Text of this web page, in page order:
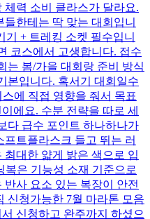
력 소비 클라스가 달라요.
한테는 딱 맞는 대회입니
기 + 트레킹 소켓 필수입니
코스에서 고생합니다. 접수
는 봄/가을 대회랑 준비 방식
본입니다. 혹서기 대회일수
에 직접 영향을 줘서 목표
에요. 수분 전략을 따로 세
다 급수 포인트 하나하나가
트플라스크 들고 뛰는 러
대한 얇게 밝은 색으로 입
복은 기능성 소재 기준으로
사 요소 있는 복장이 안전
신청가능한 7월 마라톤 모음
신청하고 완주까지 하셨으